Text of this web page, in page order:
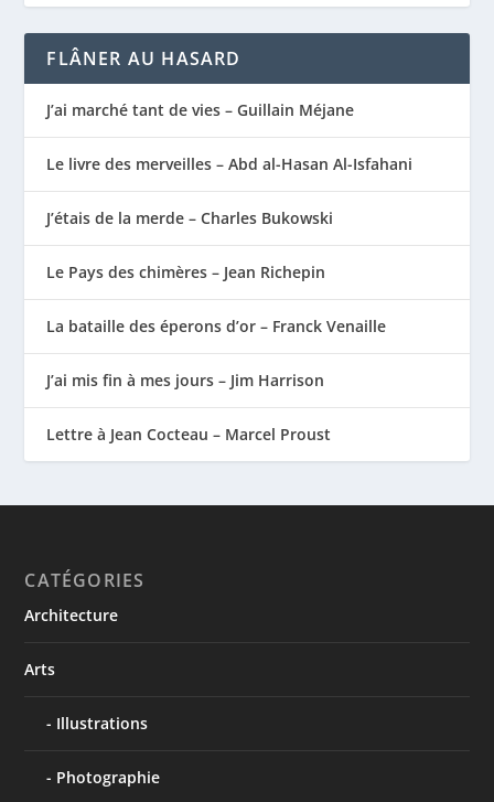
FLÂNER AU HASARD
J’ai marché tant de vies – Guillain Méjane
Le livre des merveilles – Abd al-Hasan Al-Isfahani
J’étais de la merde – Charles Bukowski
Le Pays des chimères – Jean Richepin
La bataille des éperons d’or – Franck Venaille
J’ai mis fin à mes jours – Jim Harrison
Lettre à Jean Cocteau – Marcel Proust
CATÉGORIES
Architecture
Arts
Illustrations
Photographie